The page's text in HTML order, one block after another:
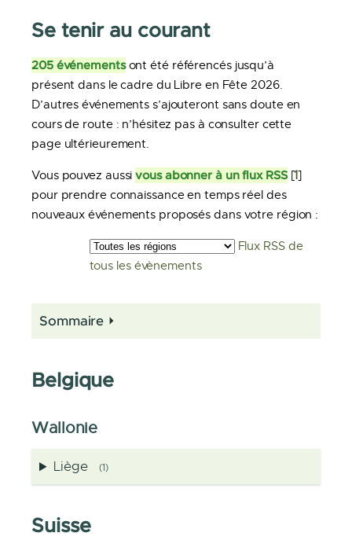
Se tenir au courant
205 événementsont été référencés jusqu’à
présent dans le cadre du Libre en Fête 2026.
D’autres événements s’ajouteront sans doute en
cours de route : n’hésitez pas à consulter cette
page ultérieurement.
Vous pouvez aussivous abonner à un flux RSS[1]
pour prendre connaissance en temps réel des
nouveaux événements proposés dans votre région :
Flux RSS de
tous les évènements
Sommaire
Belgique
Wallonie
Liège (1)
Suisse